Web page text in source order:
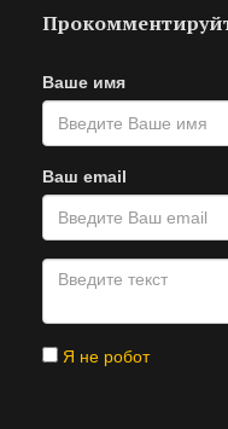
Ваше имя
Ваш email
Я не робот